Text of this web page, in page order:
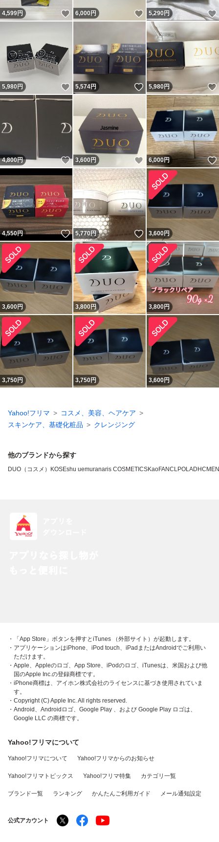
4,599円 いいね！
6,000円 いいね！
5,290円
5,980円 いいね！
5,574円 いいね！
5,980円
4,800円 いいね！
3,600円 いいね！
6,000円
4,550円 いいね！
5,770円 いいね！
3,600円
3,600円 3,800円 3,800円
3,750円 3,750円 3,600円
Yahoo!フリマ
コスメ、美容、ヘアケア
スキンケア、基礎化粧品
クレンジング
他のブランドから探す
DUO（コスメ） KOSEshu uemuranaris COSMETICSKaoFANCLPOLADHC
・「App Store」ボタンを押すとiTunes （外部サイト）が起動します。
・アプリケーションはiPhone、iPod touch、iPadまたはAndroidでご利用い
ただけます。
・Apple、Appleのロゴ、App Store、iPodのロゴ、iTunesは、米国および他
国のApple Inc.の登録商標です。
・iPhone商標は、アイホン株式会社のライセンスに基づき使用されていま
す。
・Copyright (C) Apple Inc. All rights reserved.
・Android、Androidロゴ、Google Play 、および Google Play ロゴは、
Google LLC の商標です。
Yahoo!フリマについて
Yahoo!フリマについて Yahoo!フリマからのお知らせ
Yahoo!フリマトピックス Yahoo!フリマ特集 カテゴリ一覧
ブランド一覧 ランキング かんたんご利用ガイド メール通知設定
公式アカウント